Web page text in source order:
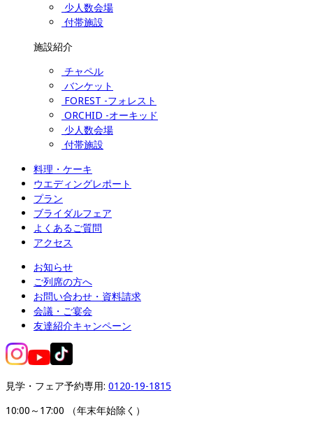
少人数会場
付帯施設
施設紹介
チャペル
バンケット
FOREST -フォレスト
ORCHID -オーキッド
少人数会場
付帯施設
料理・ケーキ
ウエディングレポート
プラン
ブライダルフェア
よくあるご質問
アクセス
お知らせ
ご列席の方へ
お問い合わせ・資料請求
会議・ご宴会
友達紹介キャンペーン
見学・フェア予約専用: 0120-19-1815
10:00～17:00 （年末年始除く）